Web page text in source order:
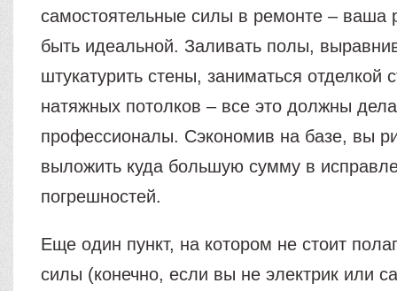
самостоятельные силы в ремонте – ваша
быть идеальной. Заливать полы,
штукатурить стены, заниматься отделкой
натяжных потолков – все это должны
профессионалы. Сэкономив на базе, вы
выложить куда большую сумму в
погрешностей.
Еще один пункт, на котором не стоит
силы (конечно, если вы не электрик или